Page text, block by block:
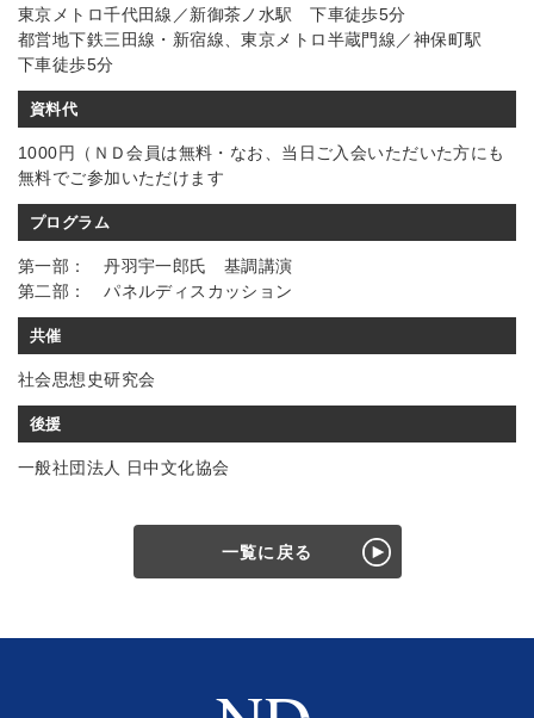
東京メトロ千代田線／新御茶ノ水駅 下車徒歩5分
都営地下鉄三田線・新宿線、東京メトロ半蔵門線／神保町駅
下車徒歩5分
資料代
1000円（ＮＤ会員は無料・なお、当日ご入会いただいた方にも
無料でご参加いただけます
プログラム
第一部： 丹羽宇一郎氏 基調講演
第二部： パネルディスカッション
共催
社会思想史研究会
後援
一般社団法人 日中文化協会
一覧に戻る